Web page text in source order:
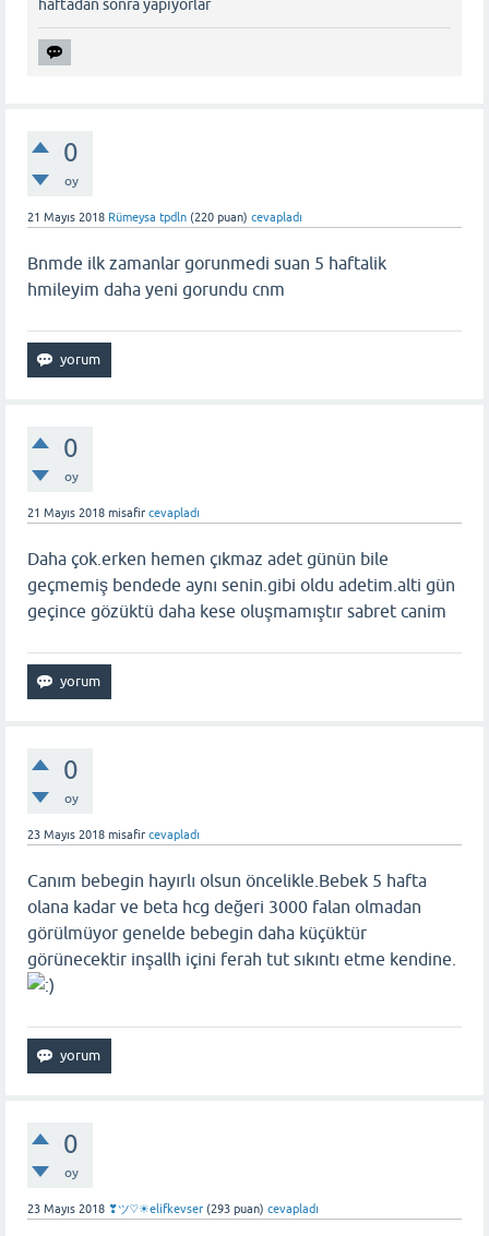
haftadan sonra yapiyorlar
0
oy
21 Mayıs 2018 Rümeysa tpdln (220 puan) cevapladı
Bnmde ilk zamanlar gorunmedi suan 5 haftalik
hmileyim daha yeni gorundu cnm
0
oy
21 Mayıs 2018 misafir cevapladı
Daha çok.erken hemen çıkmaz adet günün bile
geçmemiş bendede aynı senin.gibi oldu adetim.alti gün
geçince gözüktü daha kese oluşmamıştır sabret canim
0
oy
23 Mayıs 2018 misafir cevapladı
Canım bebegin hayırlı olsun öncelikle.Bebek 5 hafta
olana kadar ve beta hcg değeri 3000 falan olmadan
görülmüyor genelde bebegin daha küçüktür
görünecektir inşallh içini ferah tut sıkıntı etme kendine.
0
oy
23 Mayıs 2018 ❣ツ♡☀elifkevser (293 puan) cevapladı